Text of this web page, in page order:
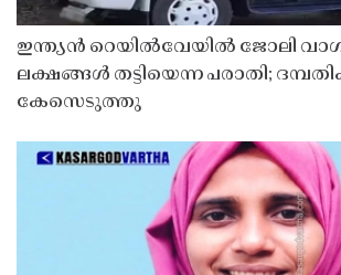
ഇന്ത്യൻ റെയിൽവേയിൽ ജോലി
ലക്ഷങ്ങൾ തട്ടിയെന്ന പരാതി;
കേസെടുത്തു